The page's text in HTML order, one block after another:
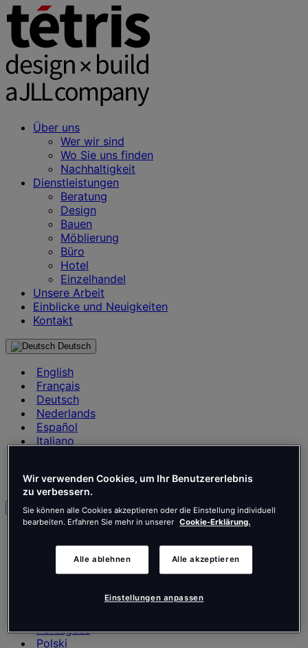
Über uns
Wer wir sind
Wo Sie uns finden
Nachhaltigkeit
Dienstleistungen
Beratung
Design
Bauen
Möblierung
Büro
Hotel
Einzelhandel
Unsere Arbeit
Einblicke und Neuigkeiten
Kontakt
Deutsch
English
Français
Deutsch
Nederlands
Español
Italiano
Polski
Français
Deutsch
Nederlands
Português
Polski
Wir verwenden Cookies, um Ihr Benutzererlebnis
zu verbessern.
Sie können alle Cookies akzeptieren oder die Einstellung individuell
bearbeiten. Erfahren Sie mehr in unserer Cookie-Erklärung.
Alle ablehnen Alle akzeptieren
Einstellungen anpassen